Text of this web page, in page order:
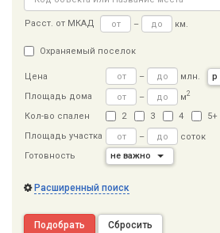
Расст. от МКАД – км.
Охраняемый поселок
Цена – млн.
р
Площадь дома
– м2
Кол-во спален 2 3 4
5+
Площадь участка
–
соток
Готовность
не важно
Расширенный поиск
Подобрать Сбросить